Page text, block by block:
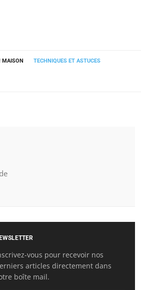
MAISON TECHNIQUES ET ASTUCES
vous pour recevoir nos
articles directement dans
boîte mail.